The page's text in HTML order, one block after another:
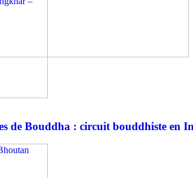
de Bouddha : circuit bouddhiste en